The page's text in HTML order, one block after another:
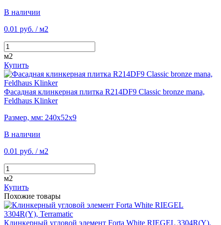
В наличии
0.01 руб. / м2
м2
Купить
Фасадная клинкерная плитка R214DF9 Classic bronze mana,
Feldhaus Klinker
Размер, мм: 240х52х9
В наличии
0.01 руб. / м2
м2
Купить
Похожие товары
Клинкерный угловой элемент Forta White RIEGEL 3304R(Y),